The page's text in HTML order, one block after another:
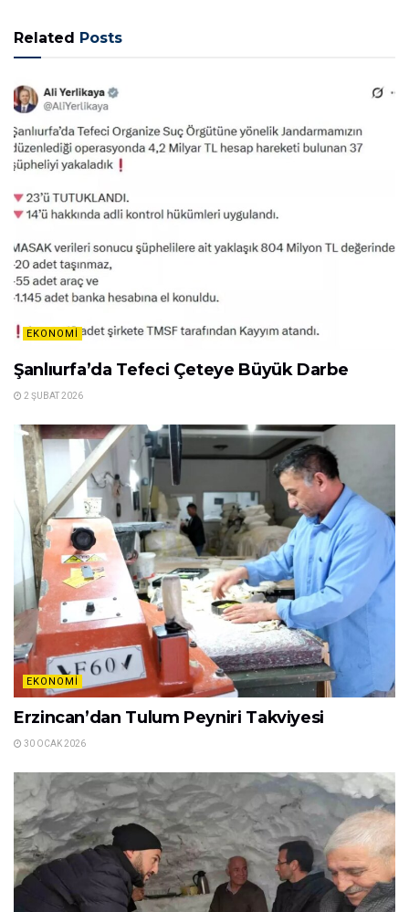
Related Posts
EKONOMI
Şanlıurfa’da Tefeci Çeteye Büyük Darbe
2 ŞUBAT 2026
EKONOMI
Erzincan’dan Tulum Peyniri Takviyesi
30 OCAK 2026